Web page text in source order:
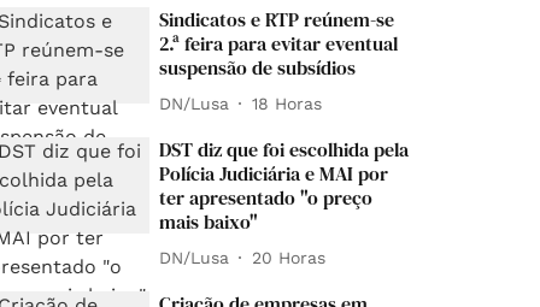
Sindicatos e RTP reúnem-se
2.ª feira para evitar eventual
suspensão de subsídios
DN/Lusa 18 Horas
DST diz que foi escolhida pela
Polícia Judiciária e MAI por
ter apresentado "o preço
mais baixo"
DN/Lusa 20 Horas